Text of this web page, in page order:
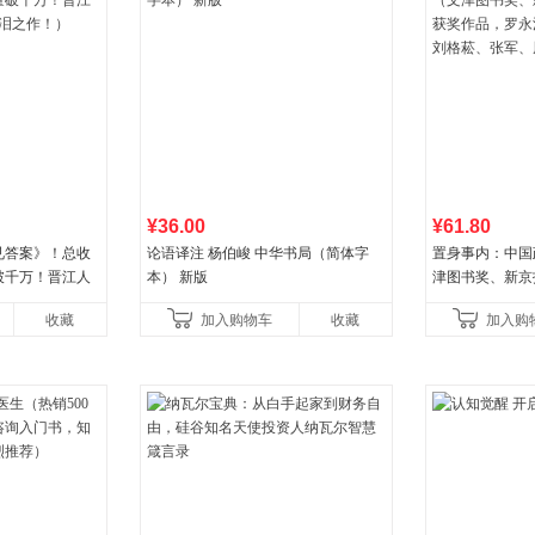
案》！总收
万！晋江人
收藏
¥36.00
论语译注 杨伯峻 中华书局（简体字
本） 新版
加入购物车 收藏
¥61.80
置身事内：中
津图书奖、新
菘、张军、周
加入购